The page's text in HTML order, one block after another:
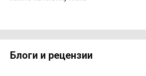
Блоги и рецензии